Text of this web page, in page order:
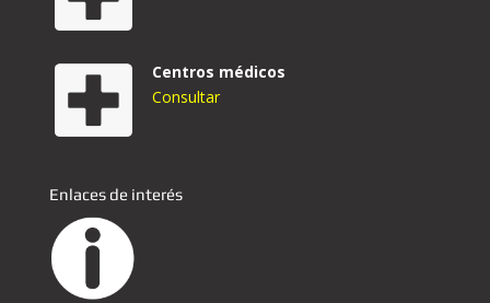
Centros médicos
Consultar
Enlaces de interés